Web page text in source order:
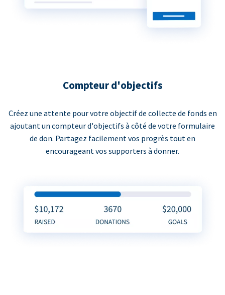
Compteur d'objectifs
Créez une attente pour votre objectif de collecte de fonds en
ajoutant un compteur d'objectifs à côté de votre formulaire
de don. Partagez facilement vos progrès tout en
encourageant vos supporters à donner.